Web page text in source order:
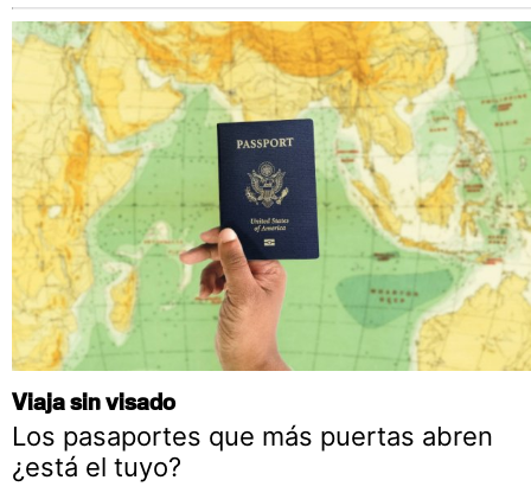
Viaja sin visado
Los pasaportes que más puertas abren
¿está el tuyo?